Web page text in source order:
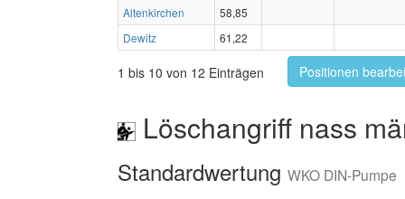
Altenkirchen
58,85
Dewitz
61,22
1 bis 10 von 12 Einträgen Positionen
Löschangriff nass
Standardwertung WKO DIN-Pumpe